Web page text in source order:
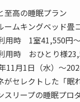
至高の睡眠プラン
ームキングベッド
用時 1室41,550円～
おひとり様
11月1日（水）～
セレクトした「眠
ープの睡眠プロ